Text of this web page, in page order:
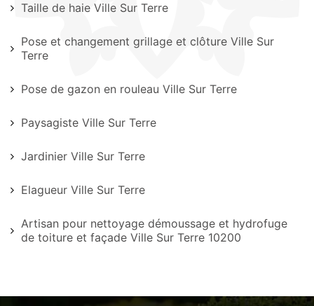
Taille de haie Ville Sur Terre
Pose et changement grillage et clôture Ville Sur
Terre
Pose de gazon en rouleau Ville Sur Terre
Paysagiste Ville Sur Terre
Jardinier Ville Sur Terre
Elagueur Ville Sur Terre
Artisan pour nettoyage démoussage et hydrofuge
de toiture et façade Ville Sur Terre 10200